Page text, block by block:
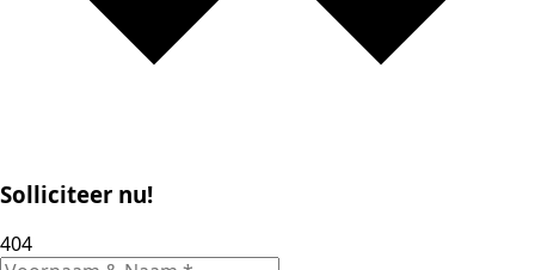
Solliciteer nu!
404